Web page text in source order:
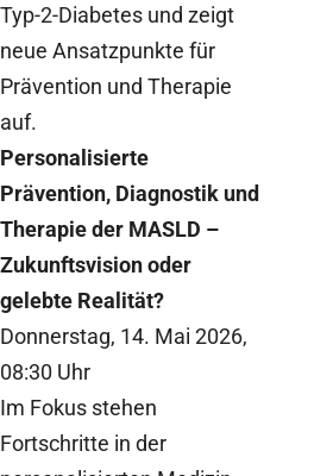
Typ-2-Diabetes und zeigt
neue Ansatzpunkte für
Prävention und Therapie
auf.
Personalisierte
Prävention, Diagnostik und
Therapie der MASLD –
Zukunftsvision oder
gelebte Realität?
Donnerstag, 14. Mai 2026,
08:30 Uhr
Im Fokus stehen
Fortschritte in der